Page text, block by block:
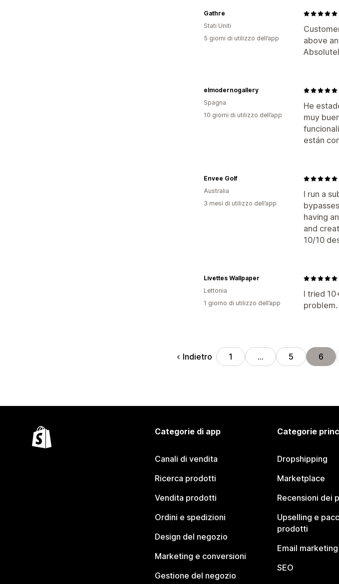
above
Gathre
Stati Uniti
5 giorni di utilizzo dell’app
He
muy
están
elmodernogallery
Spagna
10 giorni di utilizzo dell’app
I run a
having
and
10/10
Envee Golf
Australia
3 mesi di utilizzo dell’app
I tried
Livettes Wallpaper
Lettonia
1 giorno di utilizzo dell’app
Indietro 1 … 5 6
Categorie di app
Canali di vendita
Ricerca prodotti
Vendita prodotti
Ordini e spedizioni
Design del negozio
Marketing e conversioni
Gestione del negozio
Categorie
Dropshipping
Marketplace
Recensioni dei
Upselling e
prodotti
Email marketing
SEO